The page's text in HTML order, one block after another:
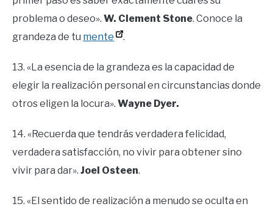
problema o deseo». W. Clement Stone. Conoce la
grandeza de tu mente .
13. «La esencia de la grandeza es la capacidad de
elegir la realización personal en circunstancias donde
otros eligen la locura». Wayne Dyer.
14. «Recuerda que tendrás verdadera felicidad,
verdadera satisfacción, no vivir para obtener sino
vivir para dar». Joel Osteen.
15. «El sentido de realización a menudo se oculta en